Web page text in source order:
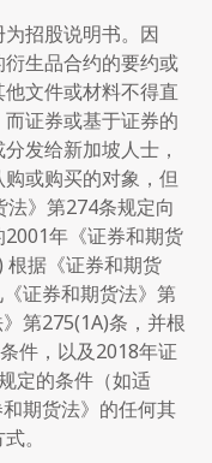
招股说明书。因
生品合约的要约或
文件或材料不得直
证券或基于证券的
发给新加坡人士，
或购买的对象，但
》第274条规定向
年《证券和期货
根据《证券和期货
证券和期货法》第
第275(1A)条，并根
件，以及2018年证
定的条件（如适
期货法》的任何其
。